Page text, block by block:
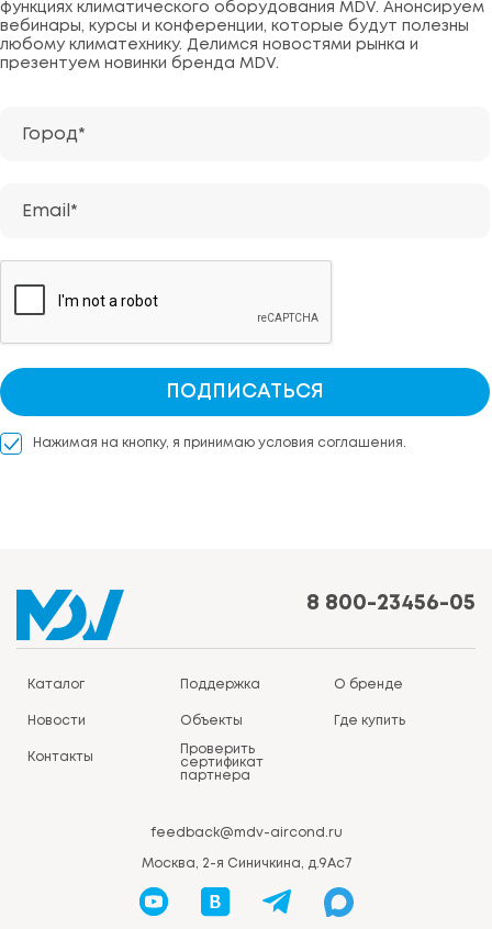
функциях климатического оборудования MDV. Анонсируем
вебинары, курсы и конференции, которые будут полезны
любому климатехнику. Делимся новостями рынка и
презентуем новинки бренда MDV.
Город*
Email*
ПОДПИСАТЬСЯ
Нажимая на кнопку, я принимаю условия соглашения.
8 800-23456-05
Каталог Поддержка О бренде
Новости Объекты Где купить
Контакты
Проверить
сертификат
партнера
feedback@mdv-aircond.ru
Москва, 2-я Синичкина, д.9Ас7